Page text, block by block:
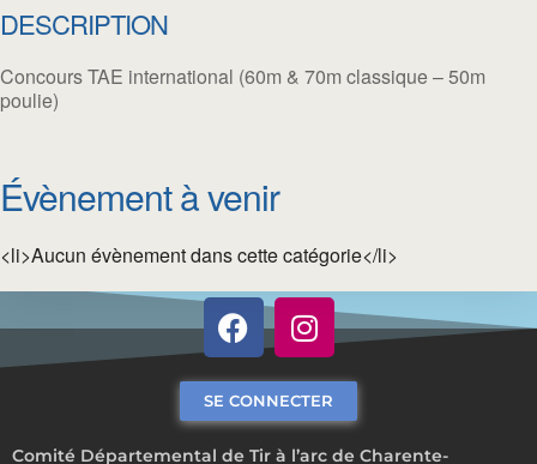
DESCRIPTION
Concours TAE international (60m & 70m classique – 50m
poulie)
Évènement à venir
<li>Aucun évènement dans cette catégorie</li>
Comité Départemental de Tir à l’arc de Charente-
SE CONNECTER